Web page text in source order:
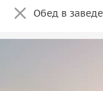
Обед в